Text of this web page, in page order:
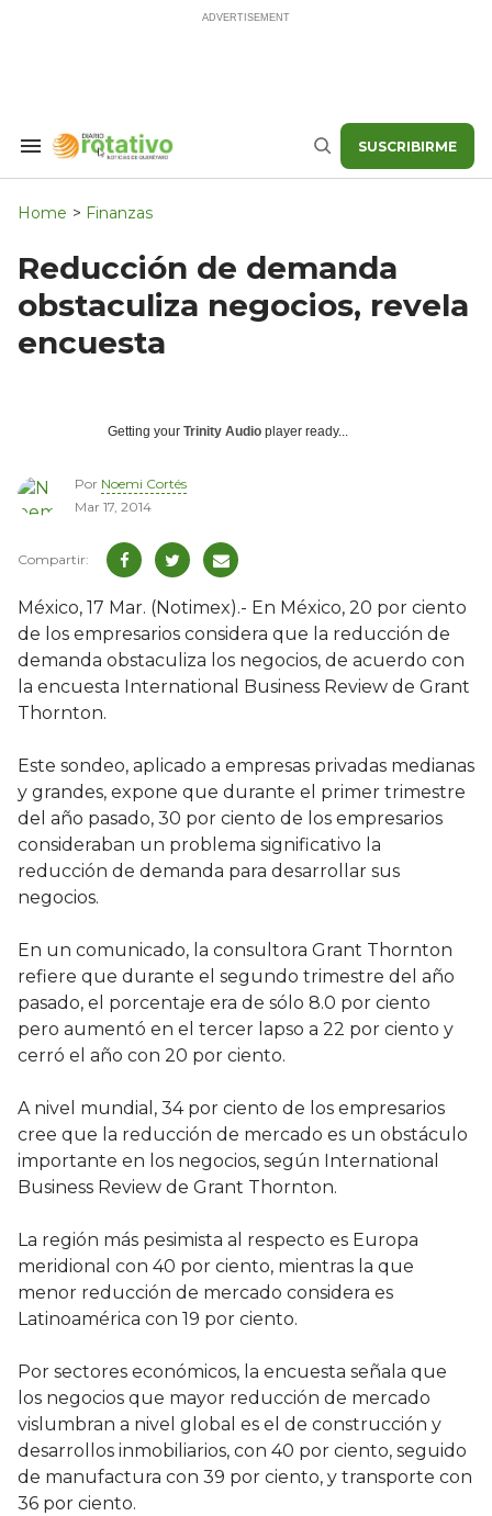
Search
Navigation
Buscar SUSCRIBIRME
Home > Finanzas
Reducción de demanda
obstaculiza negocios, revela
encuesta
Getting your Trinity Audio player ready...
Por Noemi Cortés
Mar 17, 2014
México, 17 Mar. (Notimex).- En México, 20 por ciento
de los empresarios considera que la reducción de
demanda obstaculiza los negocios, de acuerdo con
la encuesta International Business Review de Grant
Thornton.
Este sondeo, aplicado a empresas privadas medianas
y grandes, expone que durante el primer trimestre
del año pasado, 30 por ciento de los empresarios
consideraban un problema significativo la
reducción de demanda para desarrollar sus
negocios.
En un comunicado, la consultora Grant Thornton
refiere que durante el segundo trimestre del año
pasado, el porcentaje era de sólo 8.0 por ciento
pero aumentó en el tercer lapso a 22 por ciento y
cerró el año con 20 por ciento.
A nivel mundial, 34 por ciento de los empresarios
cree que la reducción de mercado es un obstáculo
importante en los negocios, según International
Business Review de Grant Thornton.
La región más pesimista al respecto es Europa
meridional con 40 por ciento, mientras la que
menor reducción de mercado considera es
Latinoamérica con 19 por ciento.
Por sectores económicos, la encuesta señala que
los negocios que mayor reducción de mercado
vislumbran a nivel global es el de construcción y
desarrollos inmobiliarios, con 40 por ciento, seguido
de manufactura con 39 por ciento, y transporte con
36 por ciento.